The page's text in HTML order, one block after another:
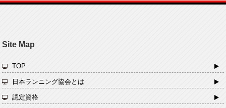
Site Map
TOP
日本ランニング協会とは
認定資格